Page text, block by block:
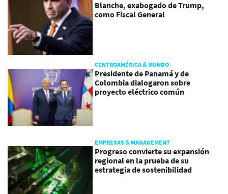
Blanche, exabogado de Trump,
como Fiscal General
CENTROAMÉRICA & MUNDO
Presidente de Panamá y de
Colombia dialogaron sobre
proyecto eléctrico común
EMPRESAS & MANAGEMENT
Progreso convierte su expansión
regional en la prueba de su
estrategia de sostenibilidad